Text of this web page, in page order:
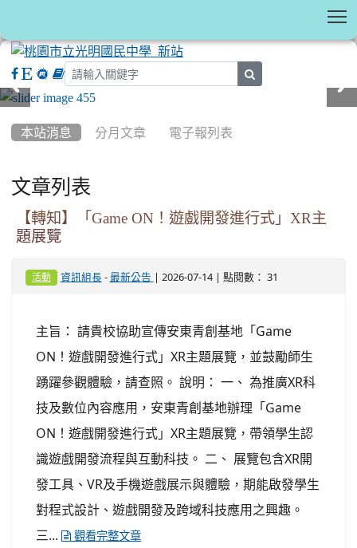
本站消息 分月文章 電子報列表
文章列表
【轉知】「Game ON！遊戲開發進行式」XR主
題展覽
活動 資訊組長- 最新公告 | 2026-07-14 | 點閱數： 31
主旨： 請貴校協助宣傳安東青創基地「Game
ON！遊戲開發進行式」XR主題展覽，並鼓勵師生
踴躍參觀體驗，請查照。 說明： 一、 為推廣XR科
技及數位內容應用，安東青創基地辦理「Game
ON！遊戲開發進行式」XR主題展覽，帶領學生認
識遊戲開發流程與互動科技。 二、 展覽包含XR開
發工具、VR及手機遊戲展示與體驗，期能啟發學生
對程式設計、遊戲開發及跨域科技應用之興趣。
三...
觀看完整文章